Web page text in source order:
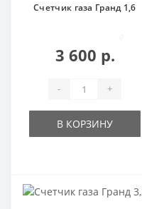
Счетчик газа Гранд 1,6
3 600 р.
- +
В КОРЗИНУ